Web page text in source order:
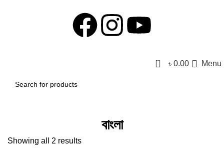
0 ৳ 0.00 Menu
বাংলা
Showing all 2 results